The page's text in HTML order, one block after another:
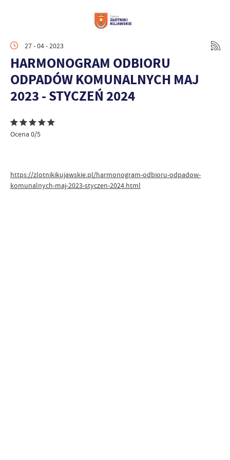
27 - 04 - 2023
HARMONOGRAM ODBIORU
ODPADÓW KOMUNALNYCH MAJ
2023 - STYCZEŃ 2024
Ocena 0/5
https://zlotnikikujawskie.pl/harmonogram-odbioru-odpadow-
komunalnych-maj-2023-styczen-2024.html